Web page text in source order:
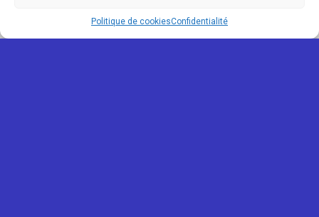
Politique de cookiesConfidentialité